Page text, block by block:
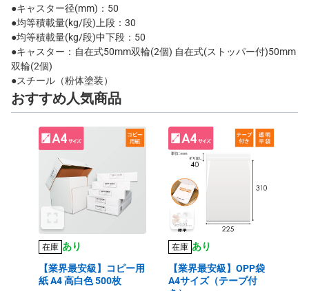
●キャスター径(mm)：50
●均等積載量(kg/段)上段：30
●均等積載量(kg/段)中下段：50
●キャスター：自在式50mm双輪(2個) 自在式(ストッパー付)50mm
双輪(2個)
●スチール（粉体塗装）
おすすめ人気商品
在庫 あり
【業界最安級】コピー用
紙 A4 高白色 500枚
在庫 あり
【業界最安級】OPP袋
A4サイズ（テープ付